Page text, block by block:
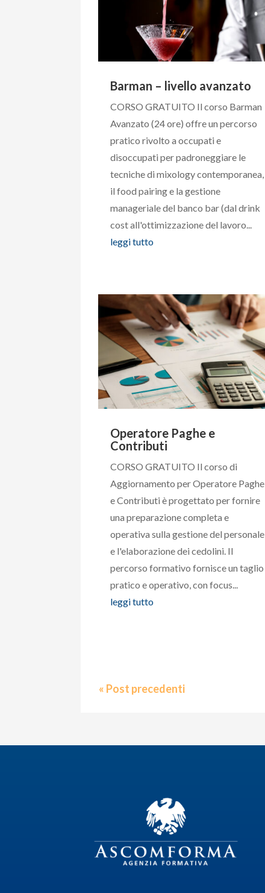
Barman – livello avanzato
CORSO GRATUITO Il corso Barman
Avanzato (24 ore) offre un percorso
pratico rivolto a occupati e
disoccupati per padroneggiare le
tecniche di mixology contemporanea,
il food pairing e la gestione
manageriale del banco bar (dal drink
cost all'ottimizzazione del lavoro...
leggi tutto
Operatore Paghe e
Contributi
CORSO GRATUITO Il corso di
Aggiornamento per Operatore Paghe
e Contributi è progettato per fornire
una preparazione completa e
operativa sulla gestione del personale
e l'elaborazione dei cedolini. Il
percorso formativo fornisce un taglio
pratico e operativo, con focus...
leggi tutto
« Post precedenti